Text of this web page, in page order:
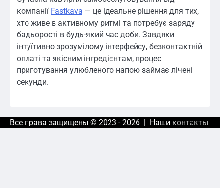
компанії Fastkava — це ідеальне рішення для тих,
хто живе в активному ритмі та потребує заряду
бадьорості в будь-який час доби. Завдяки
інтуїтивно зрозумілому інтерфейсу, безконтактній
оплаті та якісним інгредієнтам, процес
приготування улюбленого напою займає лічені
секунди.
Все права защищены © 2023 - 2026 | Наши контакты